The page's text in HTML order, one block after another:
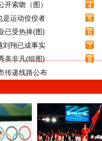
索吻（图）
4
是运动佼佼者
5
已受热捧(图)
6
刘翔已成事实
7
美非凡(组图)
8
传递线路公布